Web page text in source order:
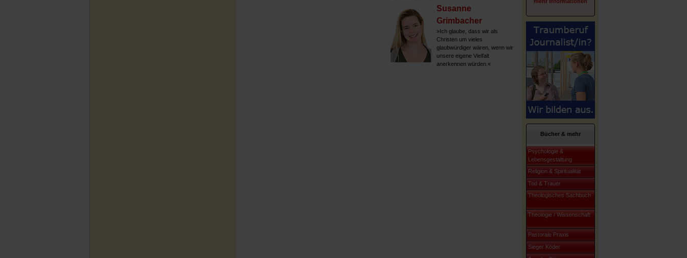
Susanne
Grimbacher
»Ich glaube, dass wir als
Christen um vieles
glaubwürdiger wären, wenn wir
unsere eigene Vielfalt
anerkennen würden.«
Bücher & mehr
Psychologie &
Lebensgestaltung
Religion & Spiritualität
Tod & Trauer
Theologisches Sachbuch
Theologie / Wissenschaft
Pastorale Praxis
Sieger Köder